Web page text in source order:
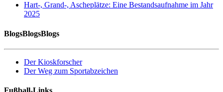
Hart-, Grand-, Ascheplätze: Eine Bestandsaufnahme im Jahr
2025
BlogsBlogsBlogs
Der Kioskforscher
Der Weg zum Sportabzeichen